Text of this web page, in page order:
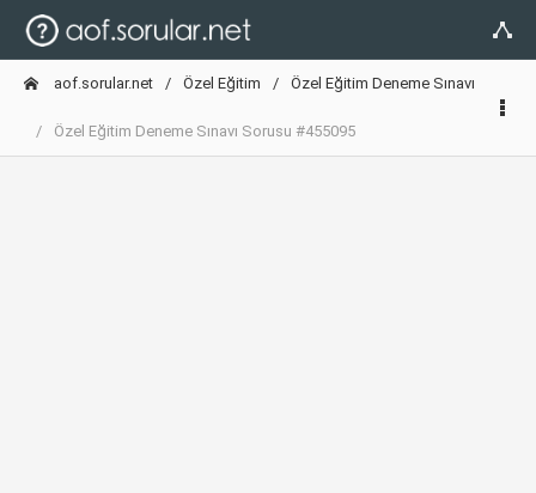
aof.sorular.net Özel Eğitim Özel Eğitim Deneme Sınavı
Özel Eğitim Deneme Sınavı Sorusu #455095